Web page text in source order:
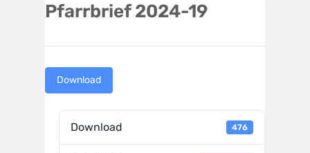
Pfarrbrief 2024-19
Download
Download 476